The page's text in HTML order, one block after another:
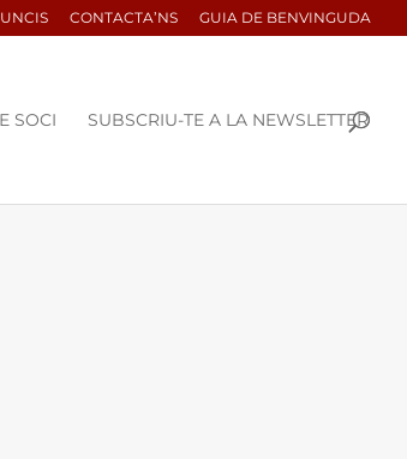
CONTACTA’NS GUIA DE BENVINGUDA
SOCI SUBSCRIU-TE A LA NEWSLETTER